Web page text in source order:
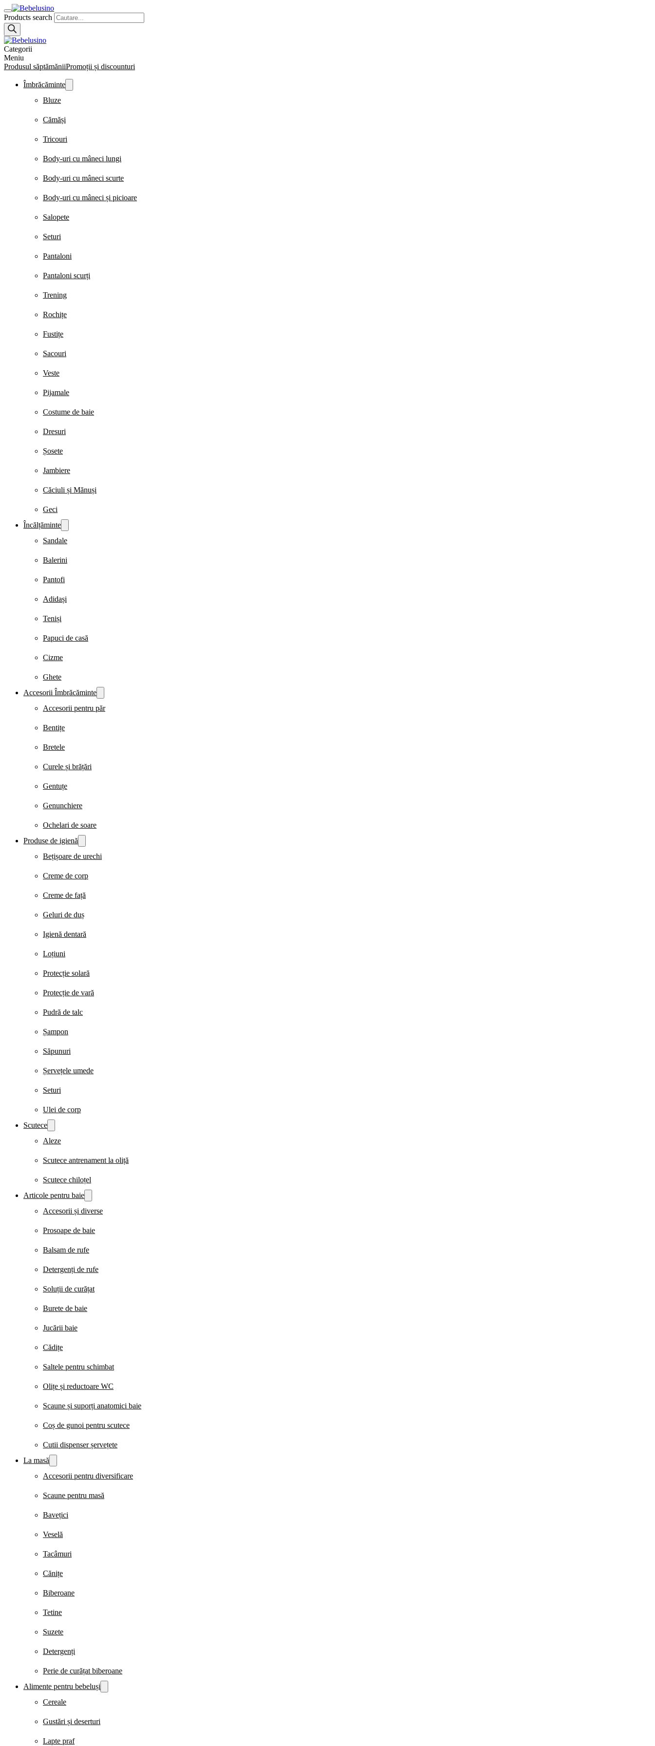
Products search
Categorii
Meniu
Produsul săptămăniiPromoții și discounturi
Îmbrăcăminte
Bluze
Cămăși
Tricouri
Body-uri cu mâneci lungi
Body-uri cu mâneci scurte
Body-uri cu mâneci și picioare
Salopete
Seturi
Pantaloni
Pantaloni scurți
Trening
Rochițe
Fustițe
Sacouri
Veste
Pijamale
Costume de baie
Dresuri
Șosete
Jambiere
Căciuli și Mănuși
Geci
Încălțăminte
Sandale
Balerini
Pantofi
Adidași
Teniși
Papuci de casă
Cizme
Ghete
Accesorii Îmbrăcăminte
Accesorii pentru păr
Bentițe
Bretele
Curele și brățări
Gentuțe
Genunchiere
Ochelari de soare
Produse de igienă
Bețișoare de urechi
Creme de corp
Creme de față
Geluri de duș
Igienă dentară
Loțiuni
Protecție solară
Protecție de vară
Pudră de talc
Șampon
Săpunuri
Șervețele umede
Seturi
Ulei de corp
Scutece
Aleze
Scutece antrenament la oliță
Scutece chiloțel
Articole pentru baie
Accesorii și diverse
Prosoape de baie
Balsam de rufe
Detergenți de rufe
Soluții de curățat
Burete de baie
Jucării baie
Cădițe
Saltele pentru schimbat
Olițe și reductoare WC
Scaune și suporți anatomici baie
Coș de gunoi pentru scutece
Cutii dispenser șervețete
La masă
Accesorii pentru diversificare
Scaune pentru masă
Bavețici
Veselă
Tacâmuri
Cănițe
Biberoane
Tetine
Suzete
Detergenți
Perie de curățat biberoane
Alimente pentru bebeluși
Cereale
Gustări și deserturi
Lapte praf